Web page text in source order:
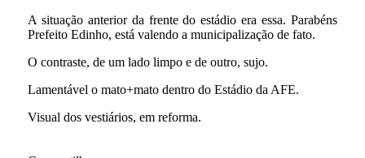
A situação anterior da frente do estádio era essa. Parabéns
Prefeito Edinho, está valendo a municipalização de fato.
O contraste, de um lado limpo e de outro, sujo.
Lamentável o mato+mato dentro do Estádio da AFE.
Visual dos vestiários, em reforma.